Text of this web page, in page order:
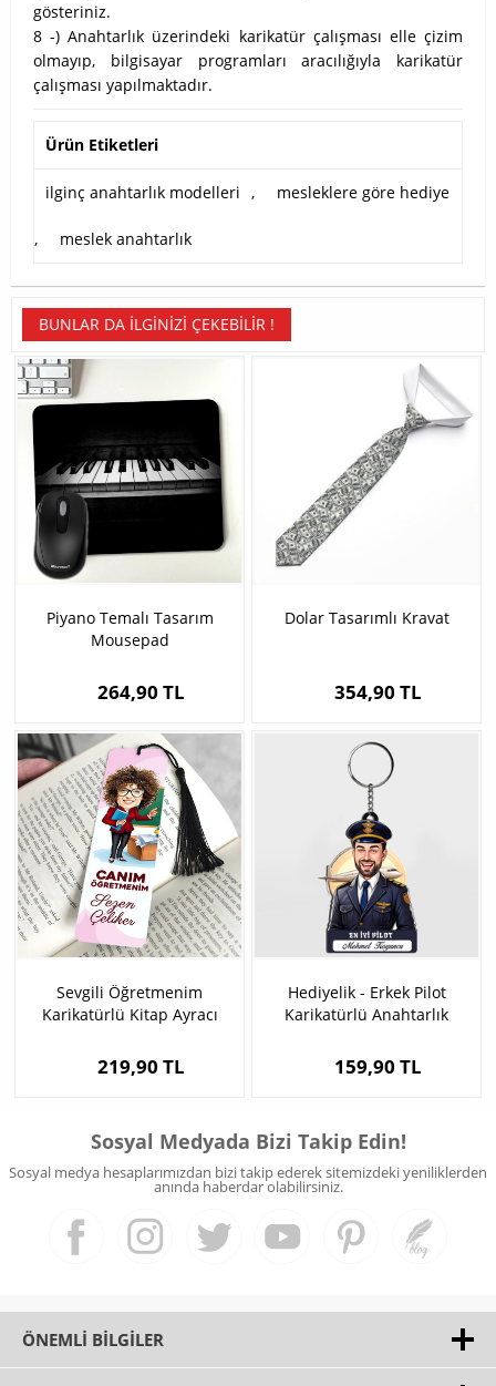
gösteriniz.
8 -) Anahtarlık üzerindeki karikatür çalışması elle çizim
olmayıp, bilgisayar programları aracılığıyla karikatür
çalışması yapılmaktadır.
Ürün Etiketleri
ilginç anahtarlık modelleri , mesleklere göre hediye
, meslek anahtarlık
BUNLAR DA İLGINIZI ÇEKEBILIR !
Piyano Temalı Tasarım
Mousepad
264,90 TL
Dolar Tasarımlı Kravat
354,90 TL
Sevgili Öğretmenim
Karikatürlü Kitap Ayracı
219,90 TL
Hediyelik - Erkek Pilot
Karikatürlü Anahtarlık
159,90 TL
Sosyal Medyada Bizi Takip Edin!
Sosyal medya hesaplarımızdan bizi takip ederek sitemizdeki yeniliklerden
anında haberdar olabilirsiniz.
ÖNEMLI BILGILER